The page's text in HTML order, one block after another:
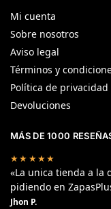
Mi cuenta
Sobre nosotros
Aviso legal
Términos y
Política de privacidad
Devoluciones
MÁS DE 1000
★★★★★
«La unica tienda a la
pidiendo en
Jhon P.